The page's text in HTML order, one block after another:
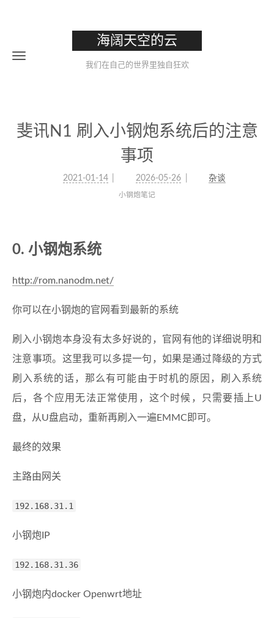
海阔天空的云
我们在自己的世界里独自狂欢
斐讯N1 刷入小钢炮系统后的注意
事项
2021-01-14 2026-05-26 杂谈
小钢炮笔记
0. 小钢炮系统
http://rom.nanodm.net/
你可以在小钢炮的官网看到最新的系统
刷入小钢炮本身没有太多好说的，官网有他的详细说明和
注意事项。这里我可以多提一句，如果是通过降级的方式
刷入系统的话，那么有可能由于时机的原因，刷入系统
后，各个应用无法正常使用，这个时候，只需要插上U
盘，从U盘启动，重新再刷入一遍EMMC即可。
最终的效果
主路由网关
192.168.31.1
小钢炮IP
192.168.31.36
小钢炮内docker Openwrt地址